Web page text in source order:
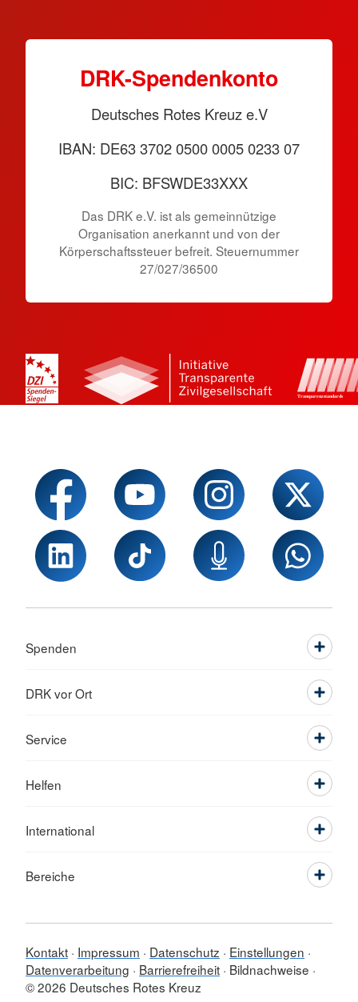
DRK-Spendenkonto
Deutsches Rotes Kreuz e.V
IBAN: DE63 3702 0500 0005 0233 07
BIC: BFSWDE33XXX
Das DRK e.V. ist als gemeinnützige
Organisation anerkannt und von der
Körperschaftssteuer befreit. Steuernummer
27/027/36500
Spenden
DRK vor Ort
Service
Helfen
International
Bereiche
Kontakt Impressum Datenschutz
Einstellungen
Datenverarbeitung
Barrierefreiheit Bildnachweise
© 2026 Deutsches Rotes Kreuz